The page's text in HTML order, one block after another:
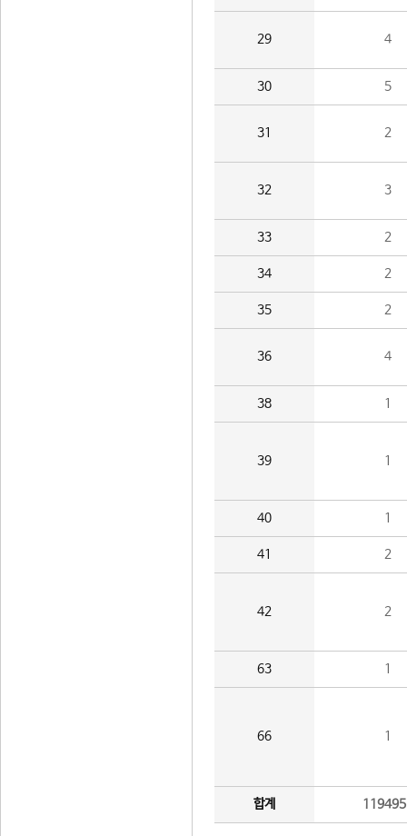
29 4
30 5
31 2
32 3
33 2
34 2
35 2
36 4
38 1
39 1
40 1
41 2
42 2
63 1
66 1
합계